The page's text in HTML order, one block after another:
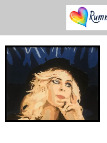
huvudinnehållet